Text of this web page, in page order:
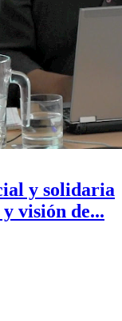
y solidaria
visión de...